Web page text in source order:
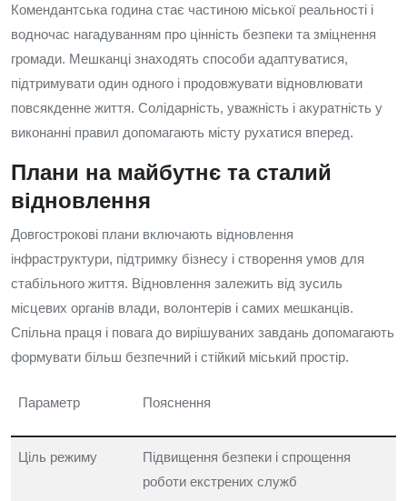
Комендантська година стає частиною міської реальності і
водночас нагадуванням про цінність безпеки та зміцнення
громади. Мешканці знаходять способи адаптуватися,
підтримувати один одного і продовжувати відновлювати
повсякденне життя. Солідарність, уважність і акуратність у
виконанні правил допомагають місту рухатися вперед.
Плани на майбутнє та сталий
відновлення
Довгострокові плани включають відновлення
інфраструктури, підтримку бізнесу і створення умов для
стабільного життя. Відновлення залежить від зусиль
місцевих органів влади, волонтерів і самих мешканців.
Спільна праця і повага до вирішуваних завдань допомагають
формувати більш безпечний і стійкий міський простір.
Параметр Пояснення
Ціль режиму
Підвищення безпеки і спрощення
роботи екстрених служб